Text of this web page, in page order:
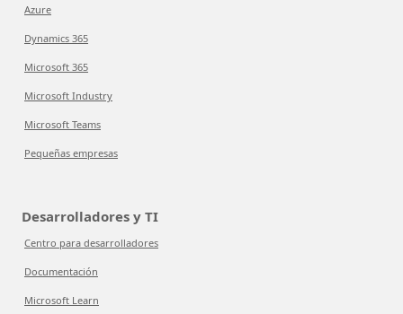
Azure
Dynamics 365
Microsoft 365
Microsoft Industry
Microsoft Teams
Pequeñas empresas
Desarrolladores y TI
Centro para desarrolladores
Documentación
Microsoft Learn